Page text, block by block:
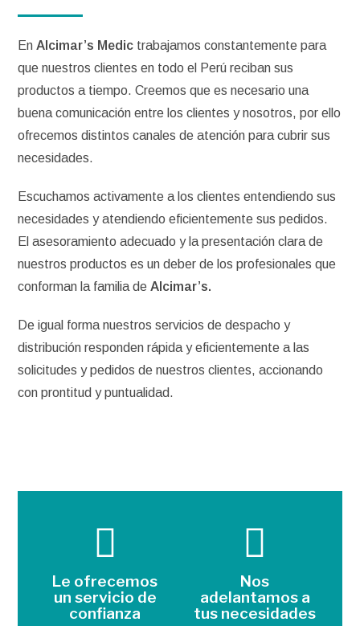
EnAlcimar’s Medic trabajamos constantemente para
que nuestros clientes en todo el Perú reciban sus
productos a tiempo. Creemos que es necesario una
buena comunicación entre los clientes y nosotros, por ello
ofrecemos distintos canales de atención para cubrir sus
necesidades.
Escuchamos activamente a los clientes entendiendo sus
necesidades y atendiendo eficientemente sus pedidos.
El asesoramiento adecuado y la presentación clara de
nuestros productos es un deber de los profesionales que
conforman la familia deAlcimar’s.
De igual forma nuestros servicios de despacho y
distribución responden rápida y eficientemente a las
solicitudes y pedidos de nuestros clientes, accionando
con prontitud y puntualidad.
Le ofrecemos
un servicio de
confianza
Nos
adelantamos a
tus necesidades